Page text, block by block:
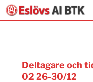
Deltagare och
02 26-30/12